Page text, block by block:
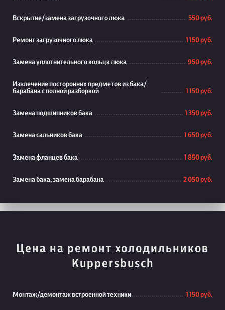
Вскрытие/замена загрузочного люка 550 руб.
Ремонт загрузочного люка 1 150 руб.
Замена уплотнительного кольца люка 950 руб.
Извлечение посторонних предметов из бака/
барабана с полной разборкой
1 150 руб.
Замена подшипников бака 1 350 руб.
Замена сальников бака 1 650 руб.
Замена фланцев бака 1 850 руб.
Замена бака, замена барабана 2 050 руб.
Цена на ремонт холодильников
Kuppersbusch
Монтаж/демонтаж встроенной техники 1 150 руб.